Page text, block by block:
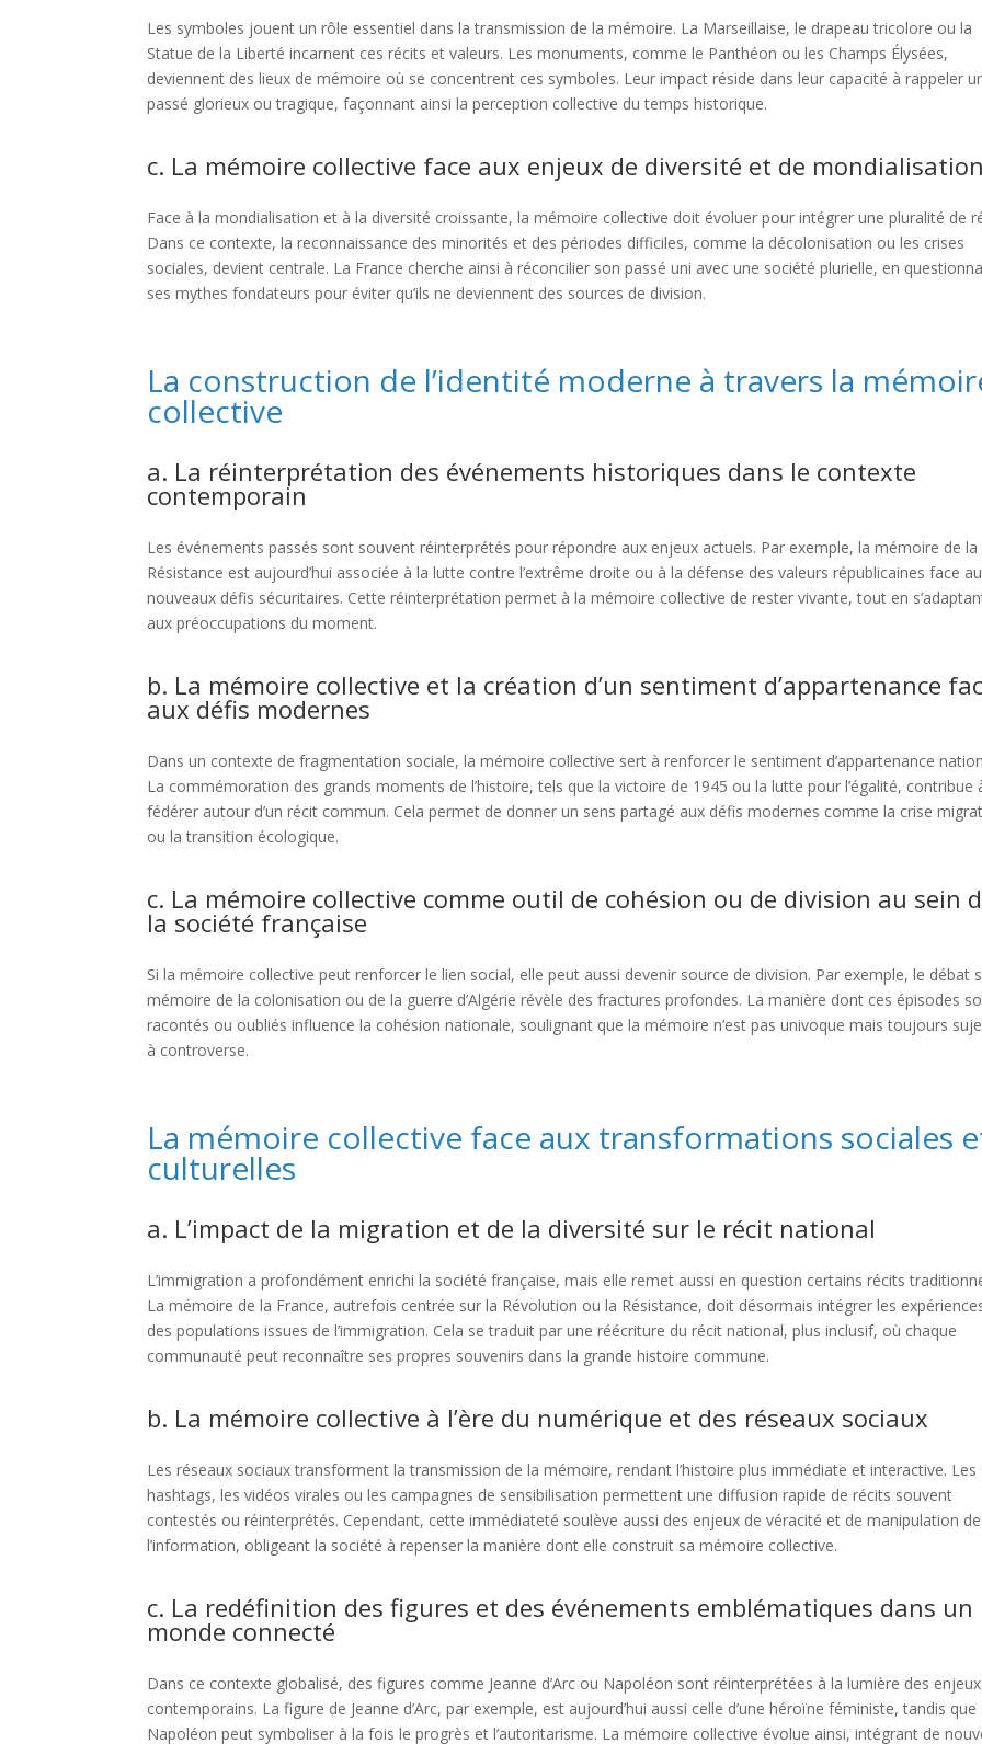
Les symboles jouent un rôle essentiel dans la transmission de la mémoire. La Marseillaise, le drapeau tricolore ou la
Statue de la Liberté incarnent ces récits et valeurs. Les monuments, comme le Panthéon ou les Champs Élysées,
deviennent des lieux de mémoire où se concentrent ces symboles. Leur impact réside dans leur capacité à rappeler
passé glorieux ou tragique, façonnant ainsi la perception collective du temps historique.
c. La mémoire collective face aux enjeux de diversité et de mondialisation
Face à la mondialisation et à la diversité croissante, la mémoire collective doit évoluer pour intégrer une pluralité de
Dans ce contexte, la reconnaissance des minorités et des périodes difficiles, comme la décolonisation ou les crises
sociales, devient centrale. La France cherche ainsi à réconcilier son passé uni avec une société plurielle, en
ses mythes fondateurs pour éviter qu’ils ne deviennent des sources de division.
La construction de l’identité moderne à travers la
collective
a. La réinterprétation des événements historiques dans le contexte
contemporain
Les événements passés sont souvent réinterprétés pour répondre aux enjeux actuels. Par exemple, la mémoire de la
Résistance est aujourd’hui associée à la lutte contre l’extrême droite ou à la défense des valeurs républicaines face
nouveaux défis sécuritaires. Cette réinterprétation permet à la mémoire collective de rester vivante, tout en
aux préoccupations du moment.
b. La mémoire collective et la création d’un sentiment d’appartenance
aux défis modernes
Dans un contexte de fragmentation sociale, la mémoire collective sert à renforcer le sentiment d’appartenance
La commémoration des grands moments de l’histoire, tels que la victoire de 1945 ou la lutte pour l’égalité, contribue
fédérer autour d’un récit commun. Cela permet de donner un sens partagé aux défis modernes comme la crise
ou la transition écologique.
c. La mémoire collective comme outil de cohésion ou de division au sein
la société française
Si la mémoire collective peut renforcer le lien social, elle peut aussi devenir source de division. Par exemple, le débat
mémoire de la colonisation ou de la guerre d’Algérie révèle des fractures profondes. La manière dont ces épisodes
racontés ou oubliés influence la cohésion nationale, soulignant que la mémoire n’est pas univoque mais toujours
à controverse.
La mémoire collective face aux transformations sociales
culturelles
a. L’impact de la migration et de la diversité sur le récit national
L’immigration a profondément enrichi la société française, mais elle remet aussi en question certains récits
La mémoire de la France, autrefois centrée sur la Révolution ou la Résistance, doit désormais intégrer les
des populations issues de l’immigration. Cela se traduit par une réécriture du récit national, plus inclusif, où chaque
communauté peut reconnaître ses propres souvenirs dans la grande histoire commune.
b. La mémoire collective à l’ère du numérique et des réseaux sociaux
Les réseaux sociaux transforment la transmission de la mémoire, rendant l’histoire plus immédiate et interactive. Les
hashtags, les vidéos virales ou les campagnes de sensibilisation permettent une diffusion rapide de récits souvent
contestés ou réinterprétés. Cependant, cette immédiateté soulève aussi des enjeux de véracité et de manipulation de
l’information, obligeant la société à repenser la manière dont elle construit sa mémoire collective.
c. La redéfinition des figures et des événements emblématiques dans un
monde connecté
Dans ce contexte globalisé, des figures comme Jeanne d’Arc ou Napoléon sont réinterprétées à la lumière des enjeux
contemporains. La figure de Jeanne d’Arc, par exemple, est aujourd’hui aussi celle d’une héroïne féministe, tandis que
Napoléon peut symboliser à la fois le progrès et l’autoritarisme. La mémoire collective évolue ainsi, intégrant de